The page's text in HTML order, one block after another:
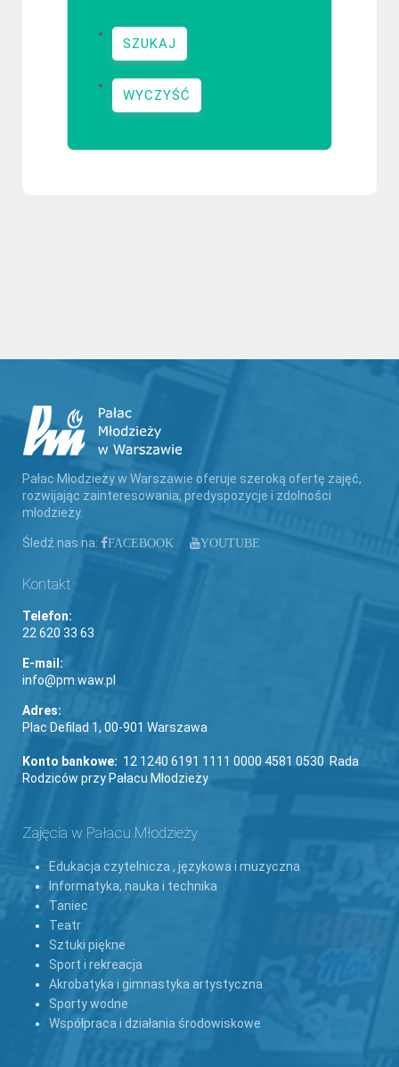
Pałac Młodzieży w Warszawie oferuje szeroką ofertę zajęć,
rozwijając zainteresowania, predyspozycje i zdolności
młodzieży.
Śledź nas na: FACEBOOK YOUTUBE
Kontakt
Telefon:
22 620 33 63
E-mail:
info@pm.waw.pl
Adres:
Plac Defilad 1, 00-901 Warszawa
Konto bankowe: 12 1240 6191 1111 0000 4581 0530 Rada
Rodziców przy Pałacu Młodzieży
Zajęcia w Pałacu Młodzieży
Edukacja czytelnicza , językowa i muzyczna
Informatyka, nauka i technika
Taniec
Teatr
Sztuki piękne
Sport i rekreacja
Akrobatyka i gimnastyka artystyczna
Sporty wodne
Współpraca i działania środowiskowe